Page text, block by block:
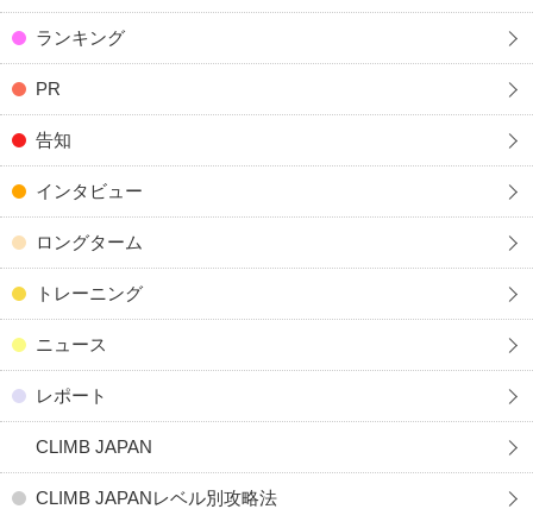
ランキング
PR
告知
インタビュー
ロングターム
トレーニング
ニュース
レポート
CLIMB JAPAN
CLIMB JAPANレベル別攻略法